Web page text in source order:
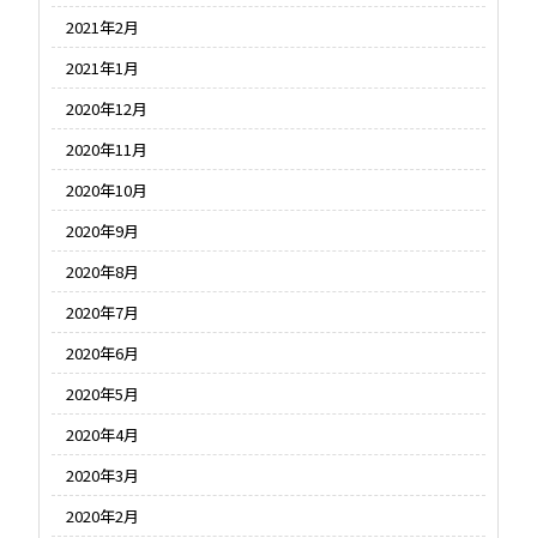
2021年2月
2021年1月
2020年12月
2020年11月
2020年10月
2020年9月
2020年8月
2020年7月
2020年6月
2020年5月
2020年4月
2020年3月
2020年2月